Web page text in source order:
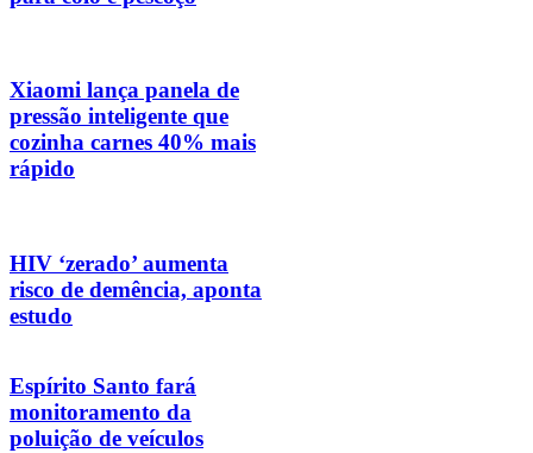
Xiaomi lança panela de
pressão inteligente que
cozinha carnes 40% mais
rápido
HIV ‘zerado’ aumenta
risco de demência, aponta
estudo
Espírito Santo fará
monitoramento da
poluição de veículos